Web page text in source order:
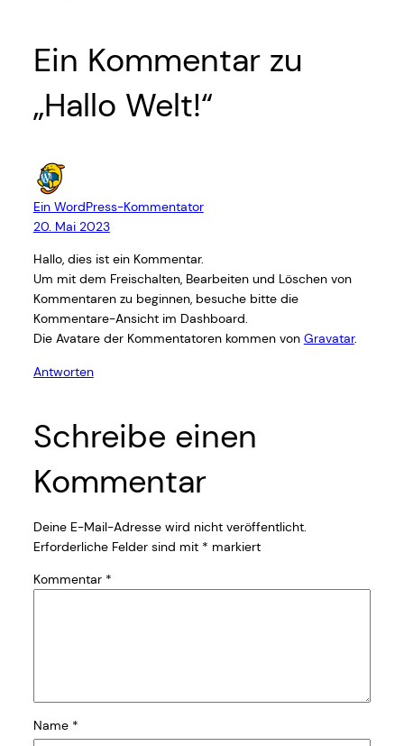
Ein Kommentar zu
„Hallo Welt!“
Ein WordPress-Kommentator
20. Mai 2023
Hallo, dies ist ein Kommentar.
Um mit dem Freischalten, Bearbeiten und Löschen von
Kommentaren zu beginnen, besuche bitte die
Kommentare-Ansicht im Dashboard.
Die Avatare der Kommentatoren kommen von Gravatar.
Antworten
Schreibe einen
Kommentar
Deine E-Mail-Adresse wird nicht veröffentlicht.
Erforderliche Felder sind mit * markiert
Kommentar *
Name *